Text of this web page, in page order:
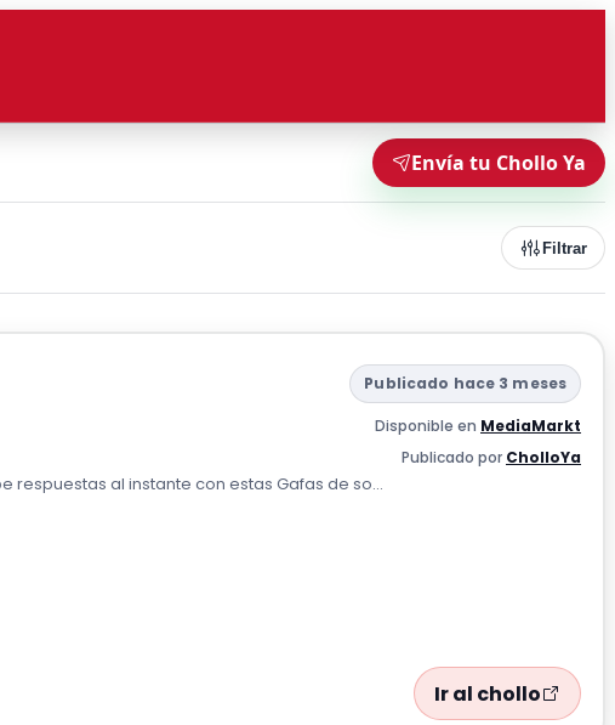
Envía tu Chollo Ya
Filtrar
Publicado hace 3 meses
Disponible en MediaMarkt
Publicado por CholloYa
respuestas al instante con estas Gafas de so...
Ir al chollo